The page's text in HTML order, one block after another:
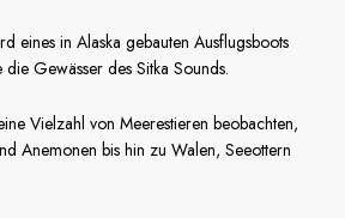
eines in Alaska gebauten Ausflugsboots
Gewässer des Sitka Sounds.
Vielzahl von Meerestieren beobachten,
Anemonen bis hin zu Walen, Seeottern